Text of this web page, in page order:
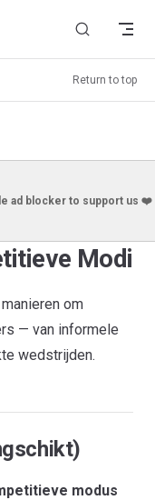
Return to top
ad blocker to support us ❤️
Modi
om
— van informele
wedstrijden.
modus